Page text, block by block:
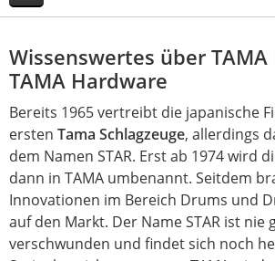
Wissenswertes über
TAMA Hardware
Bereits 1965 vertreibt die japanische
ersten Tama Schlagzeuge, allerdings
dem Namen STAR. Erst ab 1974 wird
dann in TAMA umbenannt. Seitdem
Innovationen im Bereich Drums und
auf den Markt. Der Name STAR ist nie
verschwunden und findet sich noch